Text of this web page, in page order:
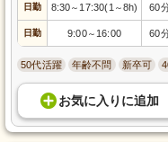
日勤 8:30～ 17:30(1 ～8h) 60
日勤 9:00～ 16:00 60
50代活躍 年齢不問 新卒可
お気に入り に追加